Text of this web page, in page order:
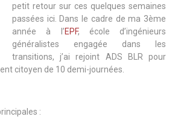
petit retour sur ces quelques semaines
passées ici. Dans le cadre de ma 3ème
année à l’EPF, école d’ingénieurs
généralistes engagée dans les
transitions, j’ai rejoint ADS BLR pour
citoyen de 10 demi-journées.
: